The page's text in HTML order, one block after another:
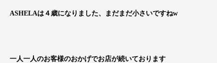
ASHELAは４歳になりました、まだまだ小さいですねw
一人一人のお客様のおかげでお店が続いております